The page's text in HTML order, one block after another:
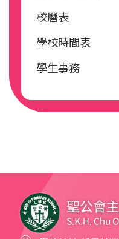
校曆表
學校時間表
學生事務